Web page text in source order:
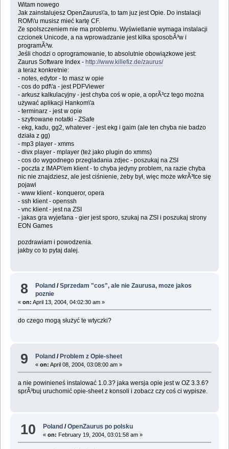
Witam nowego
Jak zainstalujesz OpenZaurus\'a, to tam juz jest Opie. Do instalacji
ROM\'u musisz mieć kartę CF.
Ze spolszczeniem nie ma problemu. Wyświetlanie wymaga instalacji
czcionek Unicode, a na wprowadzanie jest kilka sposobÃ³w i
programÃ³w.
Jeśli chodzi o oprogramowanie, to absolutnie obowiązkowe jest:
Zaurus Software Index - http://www.killefiz.de/zaurus/
a teraz konkretnie:
- notes, edytor - to masz w opie
- cos do pdf\'a - jest PDFViewer
- arkusz kalkulacyjny - jest chyba coś w opie, a oprÃ³cz tego można
używać aplikacji Hankom\'a
- terminarz - jest w opie
- szyfrowane notatki - ZSafe
- ekg, kadu, gg2, whatever - jest ekg i gaim (ale ten chyba nie badzo
działa z gg)
- mp3 player - xmms
- divx player - mplayer (też jako plugin do xmms)
- cos do wygodnego przegladania zdjec - poszukaj na ZSI
- poczta z IMAP\'em klient - to chyba jedyny problem, na razie chyba
nic nie znajdziesz, ale jest ciśnienie, żeby był, więc może wkrÃ³tce się
pojawi
- www klient - konqueror, opera
- ssh klient - openssh
- vnc klient - jest na ZSI
- jakas gra wyjefana - gier jest sporo, szukaj na ZSI i poszukaj strony
EON Games
pozdrawiam i powodzenia.
jakby co to pytaj dalej.
8 Poland /Sprzedam "cos", ale nie Zaurusa, moze jakos
poznie
« on: April 13, 2004, 04:02:30 am »
do czego mogą służyć te wtyczki?
9 Poland / Problem z Opie-sheet
«on: April 08, 2004, 03:08:00 am »
a nie powinieneś instalować 1.0.3? jaka wersja opie jest w OZ 3.3.6?
sprÃ³buj uruchomić opie-sheet z konsoli i zobacz czy coś ci wypisze.
10 Poland /OpenZaurus po polsku
«on: February 19, 2004, 03:01:58 am »